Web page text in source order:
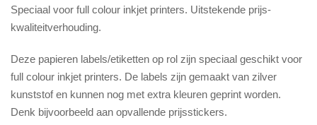
Speciaal voor full colour inkjet printers. Uitstekende prijs-
kwaliteitverhouding.
Deze papieren labels/etiketten op rol zijn speciaal geschikt voor
full colour inkjet printers. De labels zijn gemaakt van zilver
kunststof en kunnen nog met extra kleuren geprint worden.
Denk bijvoorbeeld aan opvallende prijsstickers.